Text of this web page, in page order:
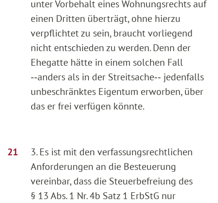
unter Vorbehalt eines Wohnungsrechts auf
einen Dritten überträgt, ohne hierzu
verpflichtet zu sein, braucht vorliegend
nicht entschieden zu werden. Denn der
Ehegatte hätte in einem solchen Fall
‑‑anders als in der Streitsache‑‑ jedenfalls
unbeschränktes Eigentum erworben, über
das er frei verfügen könnte.
3. Es ist mit den verfassungsrechtlichen
Anforderungen an die Besteuerung
vereinbar, dass die Steuerbefreiung des
§ 13 Abs. 1 Nr. 4b Satz 1 ErbStG nur